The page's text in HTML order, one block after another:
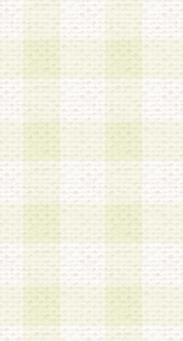
4.会員は、
合は、速
5.当社は、
手段によ
の内容が
うことがで
6.会員は、
して、当
該期間内
発行した